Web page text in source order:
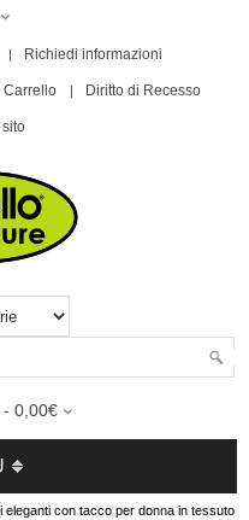
Richiedi informazioni
Carrello Diritto di Recesso
0,00€
eleganti con tacco per donna in tessuto